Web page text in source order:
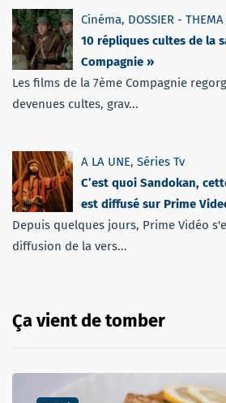
Cinéma, DOSSIER - THEMA
10 répliques cultes de la
Compagnie »
Les films de la 7ème Compagnie
devenues cultes, grav...
A LA UNE, Séries Tv
C’est quoi Sandokan,
est diffusé sur Prime
Depuis quelques jours, Prime Vidéo
diffusion de la vers...
Ça vient de tomber